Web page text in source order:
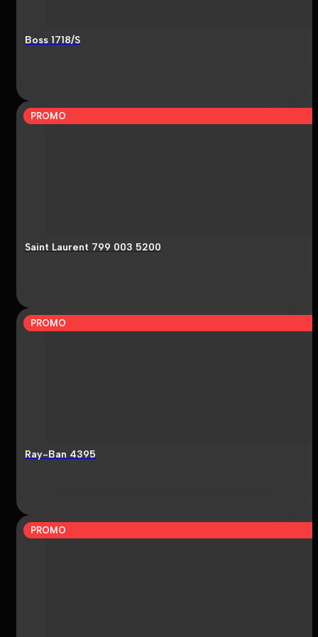
Boss 1718/S
PROMO
Saint Laurent 799 003 5200
PROMO
Ray-Ban 4395
PROMO